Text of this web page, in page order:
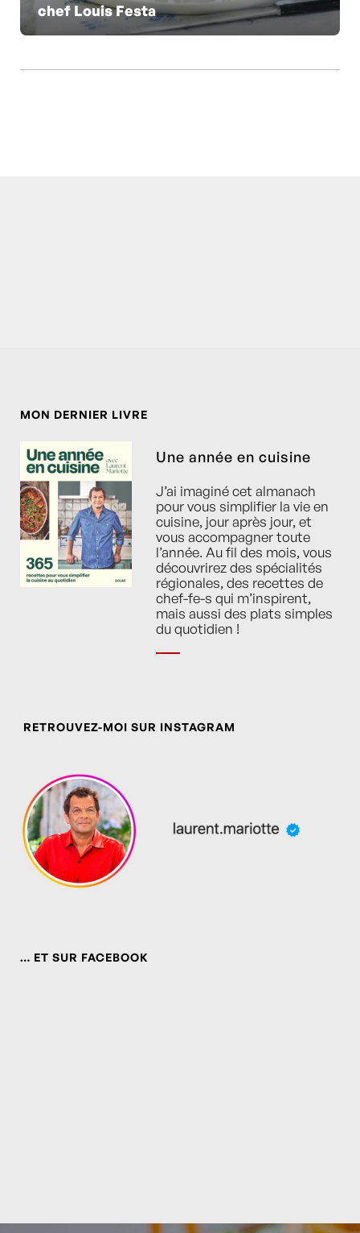
chef Louis Festa
MON DERNIER LIVRE
Une année en cuisine
J’ai imaginé cet almanach
pour vous simplifier la vie en
cuisine, jour après jour, et
vous accompagner toute
l’année. Au fil des mois, vous
découvrirez des spécialités
régionales, des recettes de
chef-fe-s qui m’inspirent,
mais aussi des plats simples
du quotidien !
RETROUVEZ-MOI SUR INSTAGRAM
… ET SUR FACEBOOK